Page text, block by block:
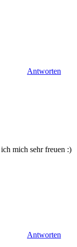
Antworten
mich sehr freuen :)
Antworten